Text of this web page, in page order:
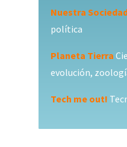
Nuestra
política
Planeta Tierra
evolución,
Tech me out!